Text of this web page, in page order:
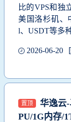
比的VPS和独
美国洛杉矶、
l、USDT等多
2026-06-20
置顶
华逸云
PU/1G内存/